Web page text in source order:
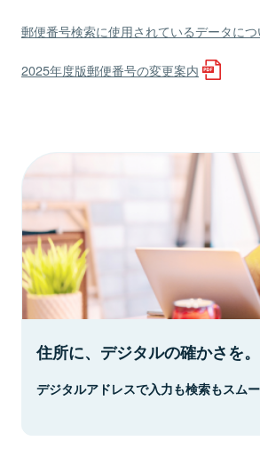
郵便番号検索に使用されているデータにつ
2025年度版郵便番号の変更案内
住所に、デジタルの確かさを。
デジタルアドレスで入力も検索もスムー